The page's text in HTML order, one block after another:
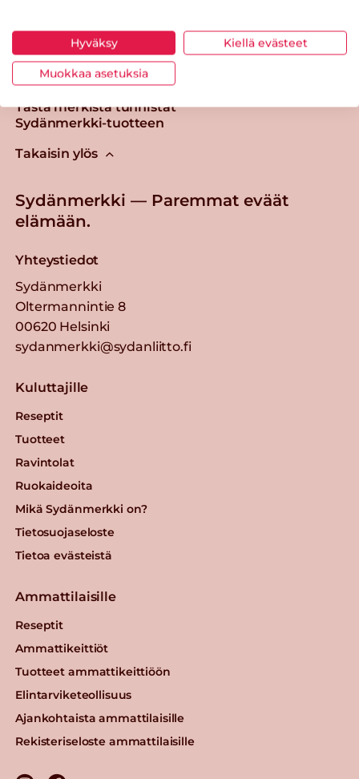
Tästä merkistä tunnistat
Sydänmerkki-tuotteen
Takaisin ylös
Sydänmerkki — Paremmat eväät
elämään.
Yhteystiedot
Sydänmerkki
Oltermannintie 8
00620 Helsinki
sydanmerkki@sydanliitto.fi
Kuluttajille
Reseptit
Tuotteet
Ravintolat
Ruokaideoita
Mikä Sydänmerkki on?
Tietosuojaseloste
Tietoa evästeistä
Ammattilaisille
Reseptit
Ammattikeittiöt
Tuotteet ammattikeittiöön
Elintarviketeollisuus
Ajankohtaista ammattilaisille
Rekisteriseloste ammattilaisille
Hyväksy Kiellä evästeet
Muokkaa asetuksia